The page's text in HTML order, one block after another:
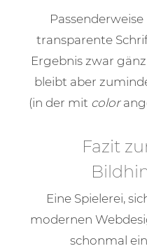
transparente
Ergebnis zwar
bleibt aber
(in der mit color
Fazit
Eine Spielerei,
modernen
schonmal